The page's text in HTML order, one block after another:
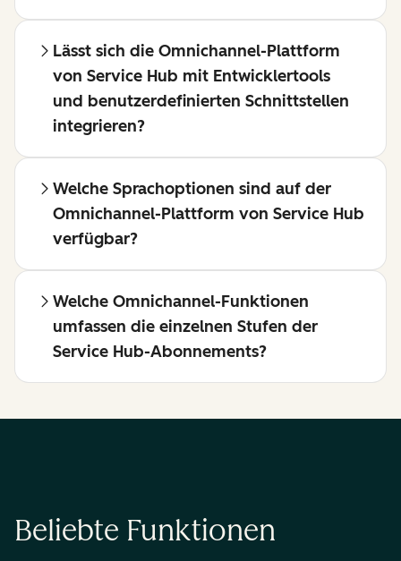
Lässt sich die Omnichannel-Plattform
von Service Hub mit Entwicklertools
und benutzerdefinierten Schnittstellen
integrieren?
Welche Sprachoptionen sind auf der
Omnichannel-Plattform von Service Hub
verfügbar?
Welche Omnichannel-Funktionen
umfassen die einzelnen Stufen der
Service Hub-Abonnements?
Beliebte Funktionen